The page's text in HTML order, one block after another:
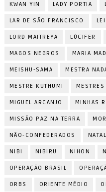
KWAN YIN LADY PORTIA
LAR DE SÃO FRANCISCO
LORD MAITREYA LÚCIFER
MAGOS NEGROS MARIA
MEISHU-SAMA MESTRA
MESTRE KUTHUMI
MIGUEL ARCANJO MINHAS
MISSÃO PAZ NA TERRA
NÃO-CONFEDERADOS NATAL
NIBI NIBIRU NIHON
OPERAÇÃO BRASIL
ORBS ORIENTE MÉDIO